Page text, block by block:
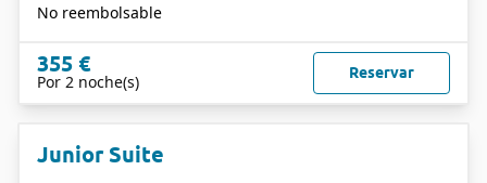
No reembolsable
355 €
Por 2 noche(s) Reservar
Junior Suite